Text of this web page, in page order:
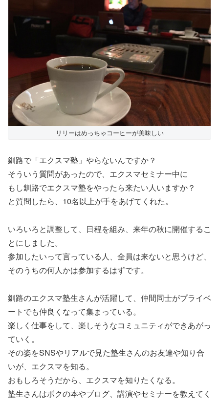
リリーはめっちゃコーヒーが美味しい
釧路で「エクスマ塾」やらないんですか？
そういう質問があったので、エクスマセミナー中に
もし釧路でエクスマ塾をやったら来たい人いますか？
と質問したら、10名以上が手をあげてくれた。
いろいろと調整して、日程を組み、来年の秋に開催するこ
とにしました。
参加したいって言っている人、全員は来ないと思うけど、
そのうちの何人かは参加するはずです。
釧路のエクスマ塾生さんが活躍して、仲間同士がプライベ
ートでも仲良くなって集まっている。
楽しく仕事をして、楽しそうなコミュニティができあがっ
ていく。
その姿をSNSやリアルで見た塾生さんのお友達や知り合
いが、エクスマを知る。
おもしろそうだから、エクスマを知りたくなる。
塾生さんはボクの本やブログ、講演やセミナーを教えてく